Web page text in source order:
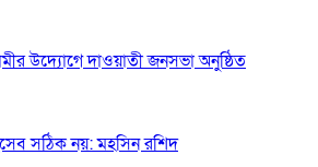
উদ্যোগে দাওয়াতী জনসভা অনুষ্ঠিত
সঠিক নয়: মহসিন রশিদ